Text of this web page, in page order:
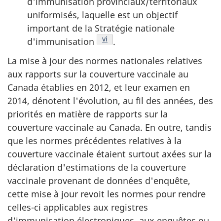
uniformisés, laquelle est un objectif
important de la Stratégie nationale
d'immunisation
Note de bas de page
vi
.
La mise à jour des normes nationales relatives
aux rapports sur la couverture vaccinale au
Canada établies en 2012, et leur examen en
2014, dénotent l'évolution, au fil des années, des
priorités en matière de rapports sur la
couverture vaccinale au Canada. En outre, tandis
que les normes précédentes relatives à la
couverture vaccinale étaient surtout axées sur la
déclaration d'estimations de la couverture
vaccinale provenant de données d'enquête,
cette mise à jour revoit les normes pour rendre
celles-ci applicables aux registres